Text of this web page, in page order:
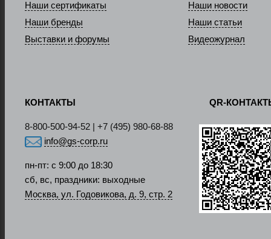
Наши сертификаты
Наши бренды
Выставки и форумы
Наши новости
Наши статьи
Видеожурнал
КОНТАКТЫ
8-800-500-94-52 | +7 (495) 980-68-88
info@gs-corp.ru
пн-пт: с 9:00 до 18:30
сб, вс, праздники: выходные
Москва, ул. Годовикова, д. 9, стр. 2
QR-